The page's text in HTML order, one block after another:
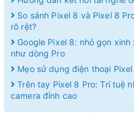
So sánh Pixel 8 và Pixel 8
rõ rệt?
Google Pixel 8: nhỏ gọn
như dòng Pro
Mẹo sử dụng điện thoại
Trên tay Pixel 8 Pro: Trí tuệ
camera đỉnh cao